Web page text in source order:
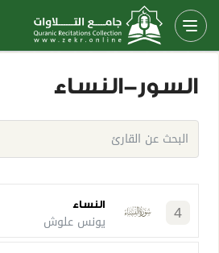
السور-النساء
4 النساء
يونس علوش